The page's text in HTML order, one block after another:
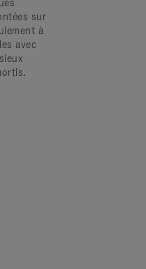
sur
à
avec